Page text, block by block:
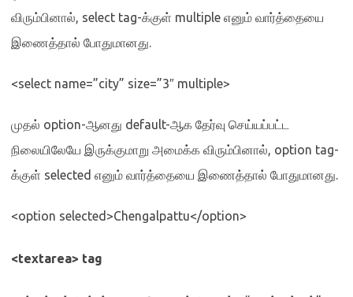
விரும்பினால், select tag-க்குள் multiple எனும் வார்த்தையை
இணைத்தால் போதுமானது.
<select name=”city” size=”3″ multiple>
முதல் option-ஆனது default-ஆக தேர்வு செய்யப்பட்ட
நிலையிலேயே இருக்குமாறு அமைக்க விரும்பினால், option tag-
க்குள் selected எனும் வார்த்தையை இணைத்தால் போதுமானது.
<option selected>Chengalpattu</option>
<textarea> tag